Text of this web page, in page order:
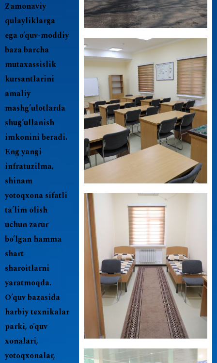
Zamonaviy
qulayliklarga
ega o’quv-moddiy
baza barcha
mutaxassislik
kursantlarini
amaliy
mashg’ulotlarda
shug’ullanish
imkonini beradi.
Eng yangi
infratuzilma,
shinam
yotoqxona sifatli
ta’lim olish
uchun zarur
bo’lgan hamma
shart-
sharoitlarni
yaratmoqda.
O’quv bazasida
harbiy texnikalar
parki, o’quv
xonalari,
yotoqxonalar,